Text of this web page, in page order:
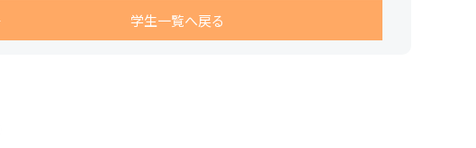
学生一覧へ戻る